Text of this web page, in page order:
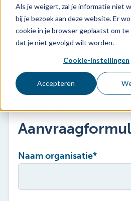
Als je weigert, zal je informatie niet
bij je bezoek aan deze website. Er
cookie in je browser geplaatst om
dat je niet gevolgd wilt worden.
Cookie-instellingen
Accepteren
Schade melden
Afspraak maken
0318 - 544 044
Nieuws
Mijn Sibbing
Vul het formulier
eventueel een toelichting
van belang kan zijn voor uw
Wij gaan voor u aan de slag.
Naam organisatie*